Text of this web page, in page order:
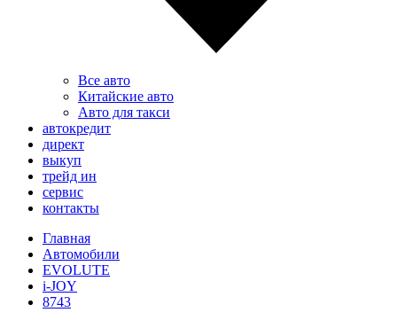
Все авто
Китайские авто
Авто для такси
автокредит
директ
выкуп
трейд ин
сервис
контакты
Главная
Автомобили
EVOLUTE
i-JOY
8743